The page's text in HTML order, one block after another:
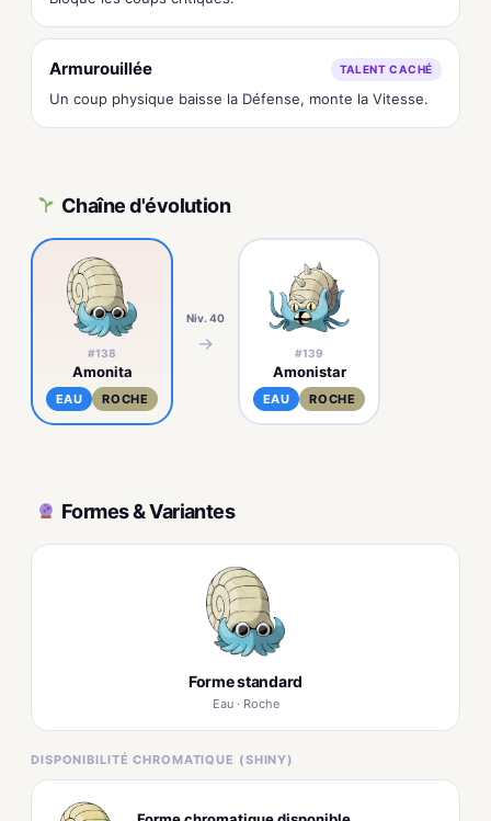
Armurouillée TALENT CACHÉ
Un coup physique baisse la Défense, monte la Vitesse.
Chaîne d'évolution
#138
Amonita
EAU ROCHE
Niv. 40
→ #139
Amonistar
EAU ROCHE
Formes & Variantes
Forme standard
Eau · Roche
DISPONIBILITÉ CHROMATIQUE (SHINY)